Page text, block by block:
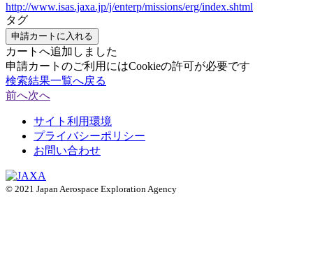
http://www.isas.jaxa.jp/j/enterp/missions/erg/index.shtml
タグ
申請カートに入れる
カートへ追加しました
申請カートのご利用にはCookieの許可が必要です
検索結果一覧へ戻る
前へ次へ
サイト利用環境
プライバシーポリシー
お問い合わせ
© 2021 Japan Aerospace Exploration Agency